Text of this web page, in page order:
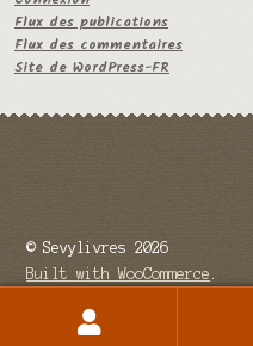
Flux des publications
Flux des commentaires
Site de WordPress-FR
© Sevylivres 2026
Built with WooCommerce
Recherche